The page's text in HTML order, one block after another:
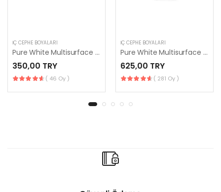
İÇ CEPHE BOYALARI
Pure White Multisurface 250 ml
350,00 TRY
( 46 Oy )
İÇ CEPHE BOYALARI
Pure White Multisurface 500 ml
625,00 TRY
( 281 Oy )